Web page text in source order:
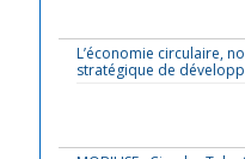
L’économie circulaire,
stratégique de